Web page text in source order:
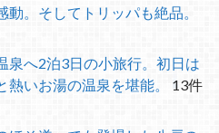
動。そしてトリッパも絶品。
泉へ2泊3日の小旅行。初日は
熱いお湯の温泉を堪能。
13件